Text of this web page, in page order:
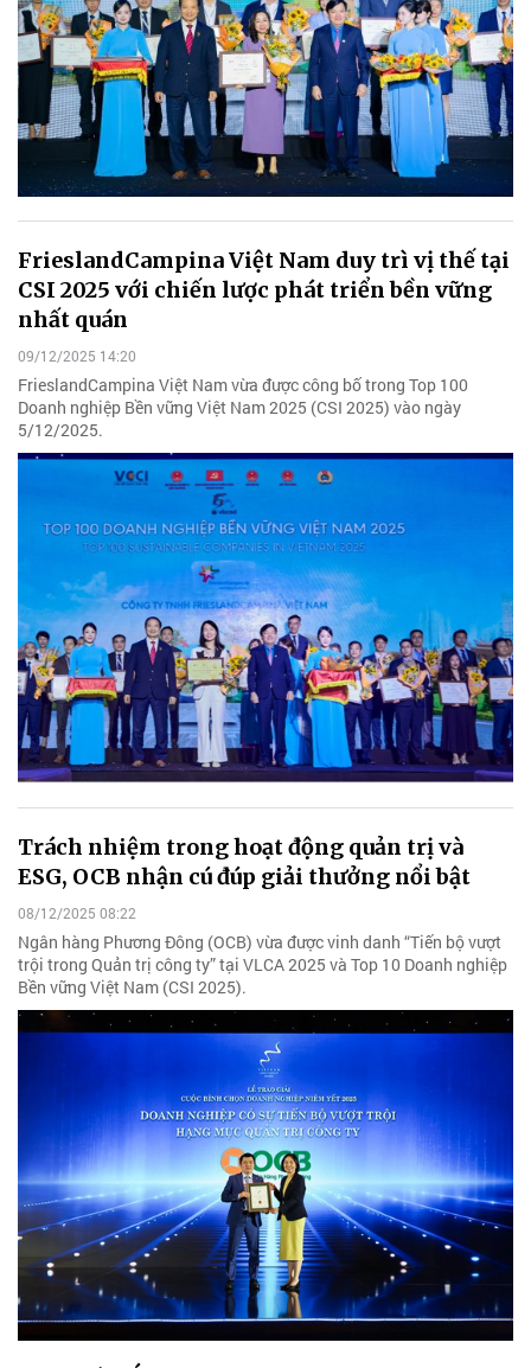
FrieslandCampina Việt Nam duy trì vị thế tại
CSI 2025 với chiến lược phát triển bền vững
nhất quán
09/12/2025 14:20
FrieslandCampina Việt Nam vừa được công bố trong Top 100
Doanh nghiệp Bền vững Việt Nam 2025 (CSI 2025) vào ngày
5/12/2025.
Trách nhiệm trong hoạt động quản trị và
ESG, OCB nhận cú đúp giải thưởng nổi bật
08/12/2025 08:22
Ngân hàng Phương Đông (OCB) vừa được vinh danh “Tiến bộ vượt
trội trong Quản trị công ty” tại VLCA 2025 và Top 10 Doanh nghiệp
Bền vững Việt Nam (CSI 2025).